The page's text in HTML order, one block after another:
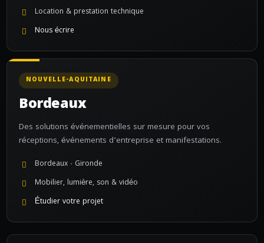
Location & prestation technique
Nous écrire
NOUVELLE-AQUITAINE
Bordeaux
Des solutions événementielles sur mesure pour vos
réceptions, événements d’entreprise et manifestations.
Bordeaux · Gironde
Mobilier, lumière, son & vidéo
Étudier votre projet